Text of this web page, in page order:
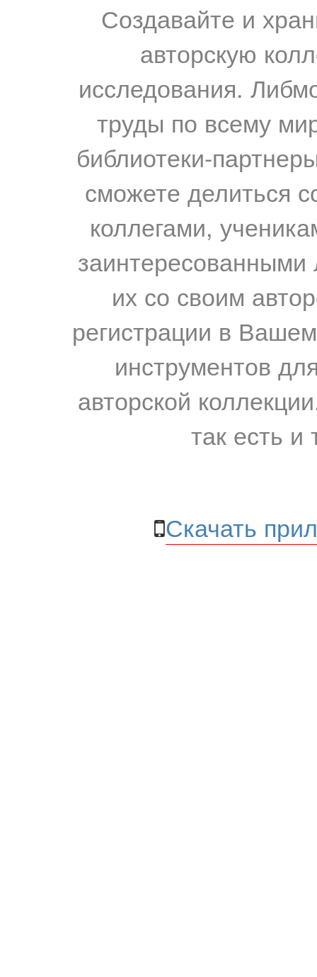
Создавайте и
авторскую
исследования.
труды по всему
библиотеки-
сможете делиться
коллегами,
их со своим
регистрации в
инструментов
авторской
так есть и
Скачать